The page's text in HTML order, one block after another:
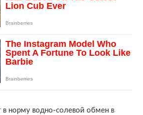
в норму водно-солевой обмен в